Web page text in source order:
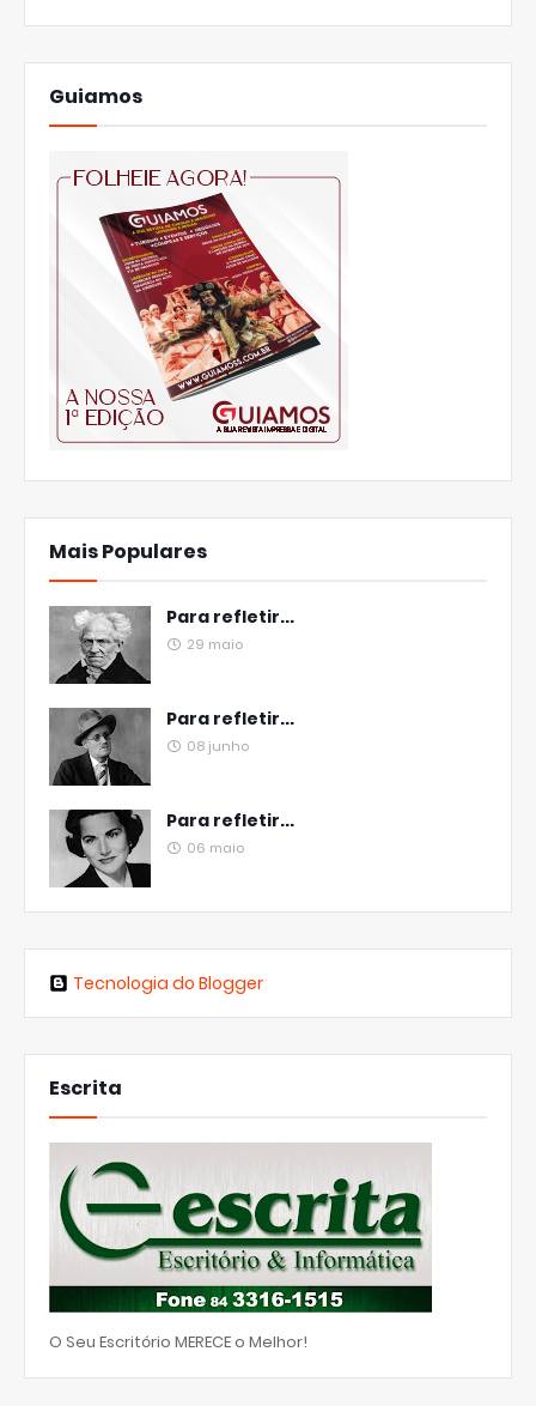
Guiamos
Mais Populares
Para refletir...
29 maio
Para refletir...
08 junho
Para refletir...
06 maio
Tecnologia do Blogger
Escrita
O Seu Escritório MERECE o Melhor!